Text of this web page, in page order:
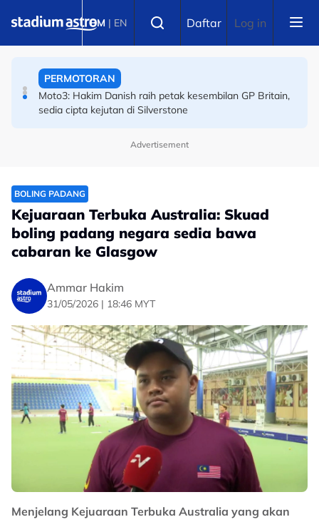
BM | EN Daftar Log in
Moto3: Hakim Danish raih petak kesembilan GP Britain,
BOLA SEPAK
Piala Hyundai ASEAN: Malaysia ke separuh akhir! Wan
Kuzain arkitek kemenangan Harimau Malaya
Advertisement
BOLING PADANG
Kejuaraan Terbuka Australia: Skuad
boling padang negara sedia bawa
cabaran ke Glasgow
Ammar Hakim
31/05/2026 | 18:46 MYT
Menjelang Kejuaraan Terbuka Australia yang akan